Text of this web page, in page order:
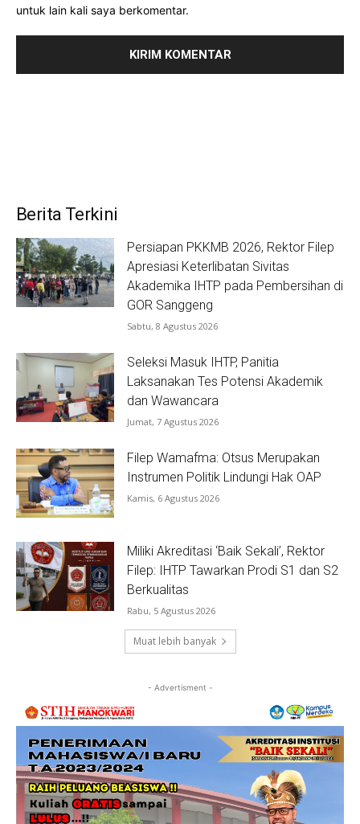
untuk lain kali saya berkomentar.
Berita Terkini
Persiapan PKKMB 2026, Rektor Filep
Apresiasi Keterlibatan Sivitas
Akademika IHTP pada Pembersihan di
GOR Sanggeng
Sabtu, 8 Agustus 2026
Seleksi Masuk IHTP, Panitia
Laksanakan Tes Potensi Akademik
dan Wawancara
Jumat, 7 Agustus 2026
Filep Wamafma: Otsus Merupakan
Instrumen Politik Lindungi Hak OAP
Kamis, 6 Agustus 2026
Miliki Akreditasi ‘Baik Sekali’, Rektor
Filep: IHTP Tawarkan Prodi S1 dan S2
Berkualitas
Rabu, 5 Agustus 2026
Muat lebih banyak
- Advertisment -